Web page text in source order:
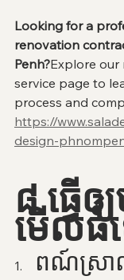
Looking for a
renovation
Penh?Explore our
service page to
process and
https://
design-
៨ ធ្វើ
មើលធំ
1.
ពណ៍ស្រ